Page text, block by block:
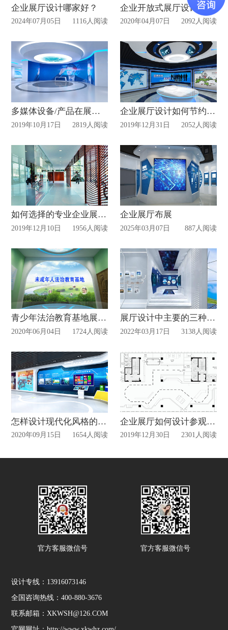
企业展厅设计哪家好？
2024年07月05日 1116人阅读
企业开放式展厅设计的优势！
2020年04月07日 2092人阅读
多媒体设备/产品在展厅设计的作用
2019年10月17日 2819人阅读
企业展厅设计如何节约成本?
2019年12月31日 2052人阅读
如何选择的专业企业展厅设计公司?
2019年12月10日 1956人阅读
企业展厅布展
2025年03月07日 887人阅读
青少年法治教育基地展厅怎样建设设计？
2020年06月04日 1724人阅读
展厅设计中主要的三种展现形式
2022年03月17日 3138人阅读
怎样设计现代化风格的企业展厅?
2020年09月15日 1654人阅读
企业展厅如何设计参观路线？
2019年12月30日 2301人阅读
官方客服微信号 官方客服微信号
设计专线：13916073146
全国咨询热线：400-880-3676
联系邮箱：XKWSH@126.COM